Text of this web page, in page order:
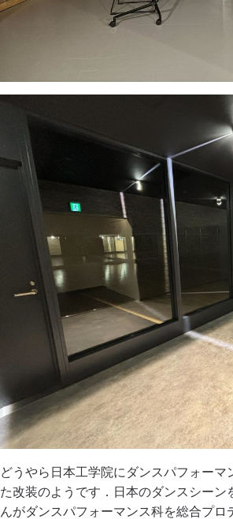
どうやら日本工学院にダンスパフォー
た改装のようです．日本のダンスシー
んがダンスパフォーマンス科を総合プ